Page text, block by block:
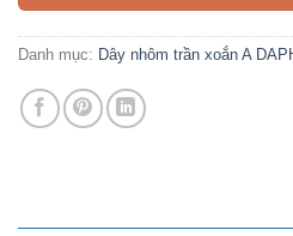
Danh mục: Dây nhôm trần xoắn A